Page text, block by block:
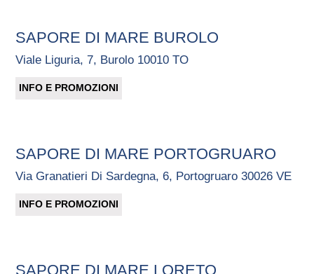
SAPORE DI MARE BUROLO
Viale Liguria, 7, Burolo 10010 TO
INFO E PROMOZIONI
SAPORE DI MARE PORTOGRUARO
Via Granatieri Di Sardegna, 6, Portogruaro 30026 VE
INFO E PROMOZIONI
SAPORE DI MARE LORETO